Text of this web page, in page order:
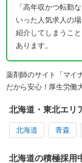
「高年収かつ転勤
いった人気求人の
紹介してしまうこ
あります。
薬剤師のサイト「マイ
だから安心！厚生労働
北海道・東北エリ
北海道 青森
北海道の積極採用